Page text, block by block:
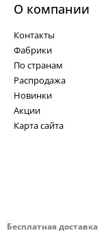
Бесплатная доставка
О компании
Контакты
Фабрики
По странам
Распродажа
Новинки
Акции
Карта сайта